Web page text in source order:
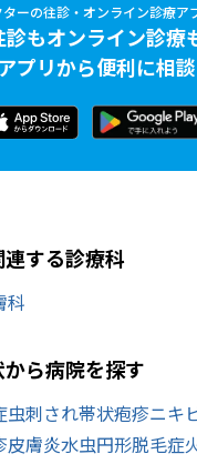
ターの往診・オンライン診療ア
診もオンライン診療
アプリから便利に相談
する診療科
科
ら病院を探す
虫刺され帯状疱疹ニキ
皮膚炎水虫円形脱毛症